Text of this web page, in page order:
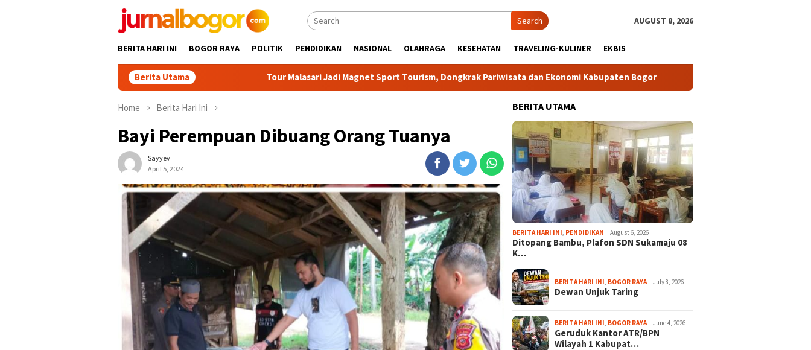
Search AUGUST 8, 2026
BERITA HARI INI BOGOR RAYA POLITIK PENDIDIKAN NASIONAL OLAHRAGA KESEHATAN TRAVELING-KULINER EKBIS
Berita Utama Tour Malasari Jadi Magnet Sport Tourism, Dongkrak Pariwisata dan Ekonomi Kabupaten Bogor Tour Malasari Halimun Salak Kian Diminati,
Home Berita Hari Ini
Bayi Perempuan Dibuang Orang Tuanya
Sayyev
April 5, 2024
BERITA UTAMA
BERITA HARI INI PENDIDIKAN August 6, 2026
Ditopang Bambu, Plafon SDN Sukamaju 08
K…
BERITA HARI INI BOGOR RAYA July 8, 2026
Dewan Unjuk Taring
BERITA HARI INI BOGOR RAYA June 4, 2026
Geruduk Kantor ATR/BPN
Wilayah 1 Kabupat…